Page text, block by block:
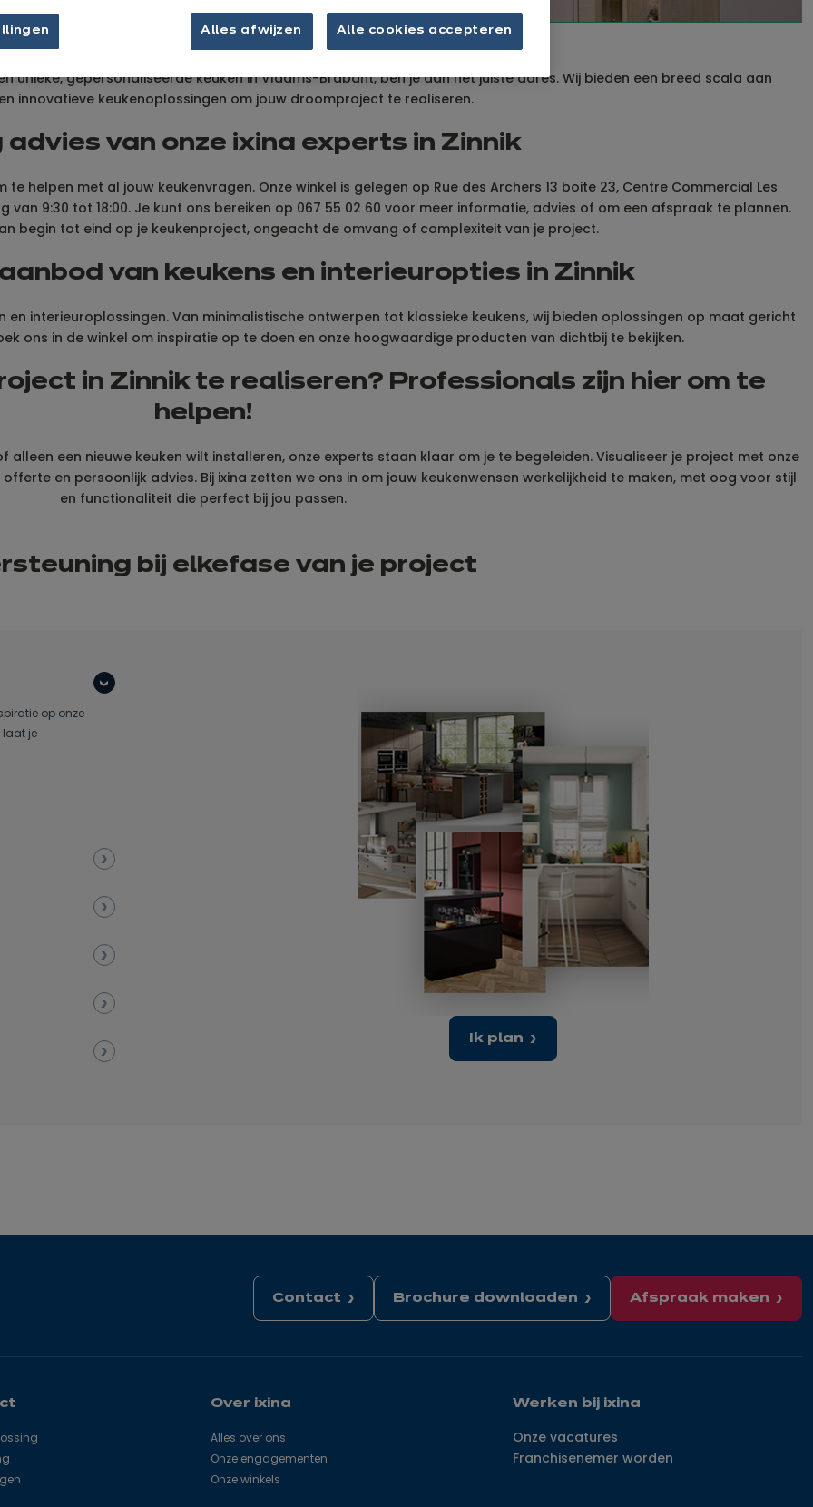
unieke, gepersonaliseerde keuken in Vlaams-Brabant, ben je aan het juiste adres. Wij bieden een breed scala aan
innovatieve keukenoplossingen om jouw droomproject te realiseren.
advies van onze ixina experts in Zinnik
helpen met al jouw keukenvragen. Onze winkel is gelegen op Rue des Archers 13 boite 23, Centre Commercial Les
van 9:30 tot 18:00. Je kunt ons bereiken op 067 55 02 60 voor meer informatie, advies of om een afspraak te plannen.
begin tot eind op je keukenproject, ongeacht de omvang of complexiteit van je project.
van keukens en interieuropties in Zinnik
en interieuroplossingen. Van minimalistische ontwerpen tot klassieke keukens, wij bieden oplossingen op maat gericht
ons in de winkel om inspiratie op te doen en onze hoogwaardige producten van dichtbij te bekijken.
in Zinnik te realiseren? Professionals zijn hier om te
helpen!
een nieuwe keuken wilt installeren, onze experts staan klaar om je te begeleiden. Visualiseer je project met onze
en persoonlijk advies. Bij ixina zetten we ons in om jouw keukenwensen werkelijkheid te maken, met oog voor stijl
en functionaliteit die perfect bij jou passen.
bij elkefase van je project
op onze
laat je
Ik plan
Contact Brochure downloaden Afspraak maken
Over ixina
Alles over ons
Onze engagementen
Onze winkels
Werken bij ixina
Onze vacatures
Franchisenemer worden
Alles afwijzen Alle cookies accepteren